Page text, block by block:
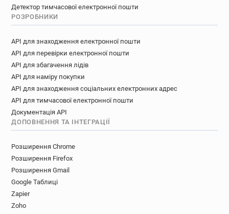
Детектор тимчасової електронної пошти
РОЗРОБНИКИ
API для знаходження електронної пошти
API для перевірки електронної пошти
API для збагачення лідів
API для наміру покупки
API для знаходження соціальних електронних адрес
API для тимчасової електронної пошти
Документація API
ДОПОВНЕННЯ ТА ІНТЕГРАЦІЇ
Розширення Chrome
Розширення Firefox
Розширення Gmail
Google Таблиці
Zapier
Zoho